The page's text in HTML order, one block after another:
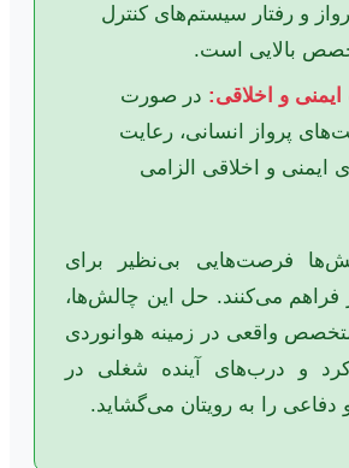
و رفتار سیستم‌های کنترل
بالایی است.
و اخلاقی: در صورت
پرواز انسانی، رعایت
ایمنی و اخلاقی الزامی
فرصت‌هایی بی‌نظیر برای
فراهم می‌کنند. حل این چالش‌ها،
واقعی در زمینه هوانوردی
و درب‌های آینده شغلی در
را به رویتان می‌گشاید.